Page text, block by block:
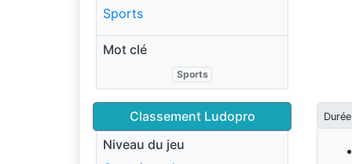
Sports
Mot clé
Sports
Classement Ludopro
Niveau du jeu
Durée